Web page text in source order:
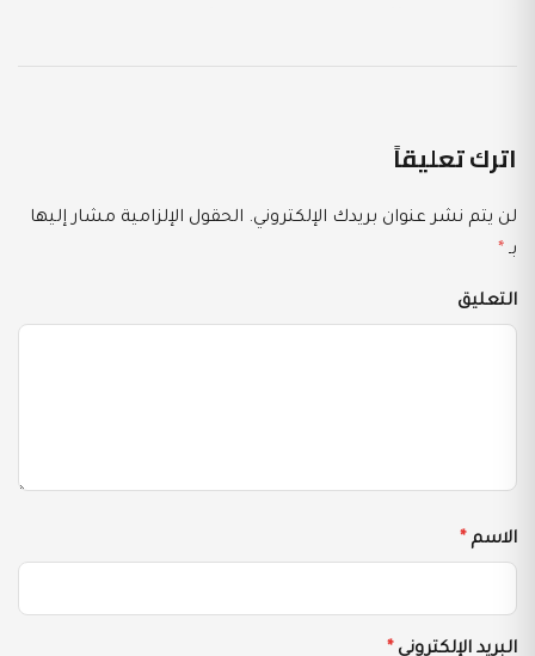
اترك تعليقاً
لن يتم نشر عنوان بريدك الإلكتروني. الحقول الإلزامية مشار إليها
بـ *
التعليق
الاسم *
البريد الإلكتروني *